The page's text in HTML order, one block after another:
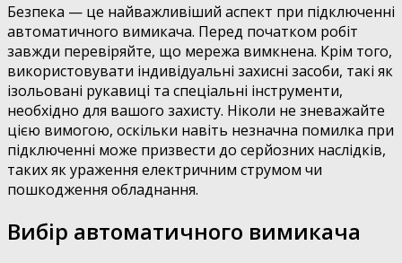
Безпека — це найважливіший аспект при підключенні
автоматичного вимикача. Перед початком робіт
завжди перевіряйте, що мережа вимкнена. Крім того,
використовувати індивідуальні захисні засоби, такі як
ізольовані рукавиці та спеціальні інструменти,
необхідно для вашого захисту. Ніколи не зневажайте
цією вимогою, оскільки навіть незначна помилка при
підключенні може призвести до серйозних наслідків,
таких як ураження електричним струмом чи
пошкодження обладнання.
Вибір автоматичного вимикача